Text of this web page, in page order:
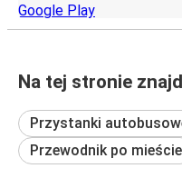
Na tej stronie
Przystanki
Przewodnik po mieście